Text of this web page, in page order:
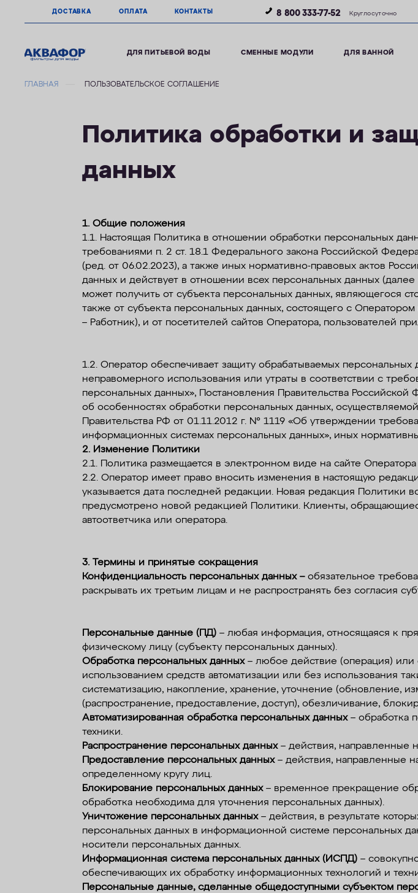
ДОСТАВКА ОПЛАТА КОНТАКТЫ 8 800 333-77-52 Круглосуточно
ДЛЯ ПИТЬЕВОЙ ВОДЫ СМЕННЫЕ МОДУЛИ ДЛЯ ВАННОЙ
ГЛАВНАЯ ПОЛЬЗОВАТЕЛЬСКОЕ СОГЛАШЕНИЕ
Политика обработки и
данных
1. Общие положения
1.1. Настоящая Политика в отношении обработки персональных
требованиями п. 2 ст. 18.1 Федерального закона Российской
(ред. от 06.02.2023), а также иных нормативно-правовых актов
данных и действует в отношении всех персональных данных
может получить от субъекта персональных данных, являющегося
также от субъекта персональных данных, состоящего с
– Работник), и от посетителей сайтов Оператора, пользователей
1.2. Оператор обеспечивает защиту обрабатываемых
неправомерного использования или утраты в соответствии с
персональных данных», Постановления Правительства
об особенностях обработки персональных данных,
Правительства РФ от 01.11.2012 г. № 1119 «Об утверждении
информационных системах персональных данных», иных
2. Изменение Политики
2.1. Политика размещается в электронном виде на сайте Оператора
2.2. Оператор имеет право вносить изменения в настоящую
указывается дата последней редакции. Новая редакция Политики
предусмотрено новой редакцией Политики. Клиенты,
автоответчика или оператора.
3. Термины и принятые сокращения
Конфиденциальность персональных данных –обязательное
раскрывать их третьим лицам и не распространять без согласия
Персональные данные (ПД) – любая информация, относящаяся к
физическому лицу (субъекту персональных данных).
Обработка персональных данных– любое действие (операция) или
использованием средств автоматизации или без использования
систематизацию, накопление, хранение, уточнение (обновление,
(распространение, предоставление, доступ), обезличивание,
Автоматизированная обработка персональных данных– обработка
техники.
Распространение персональных данных– действия, направленные
Предоставление персональных данных– действия, направленные
определенному кругу лиц.
Блокирование персональных данных– временное прекращение
обработка необходима для уточнения персональных данных).
Уничтожение персональных данных– действия, в результате
персональных данных в информационной системе персональных
носители персональных данных.
Информационная система персональных данных (ИСПД) –
обеспечивающих их обработку информационных технологий и
Персональные данные, сделанные общедоступными субъектом